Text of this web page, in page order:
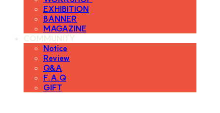
EXHIBITION
BANNER
MAGAZINE
COMMUNITY
Notice
Review
Q&A
F.A.Q
GIFT